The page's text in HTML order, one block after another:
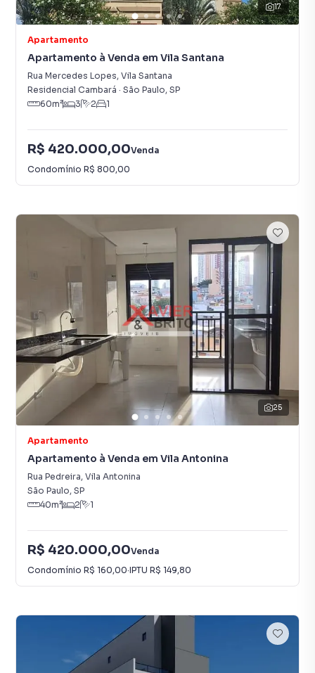
17
Apartamento
Apartamento à Venda em Vila Santana
Rua Mercedes Lopes, Vila Santana
Residencial Cambará · São Paulo, SP
60m² 3 2 1
R$ 420.000,00Venda
Condomínio R$ 800,00
25
Apartamento
Apartamento à Venda em Vila Antonina
Rua Pedreira, Vila Antonina
São Paulo, SP
40m² 2 1
R$ 420.000,00Venda
Condomínio R$ 160,00·IPTU R$ 149,80